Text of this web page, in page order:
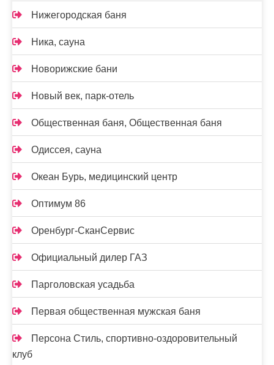
Нижегородская баня
Ника, сауна
Новорижские бани
Новый век, парк-отель
Общественная баня, Общественная баня
Одиссея, сауна
Океан Бурь, медицинский центр
Оптимум 86
Оренбург-СканСервис
Официальный дилер ГАЗ
Парголовская усадьба
Первая общественная мужская баня
Персона Стиль, спортивно-оздоровительный
клуб